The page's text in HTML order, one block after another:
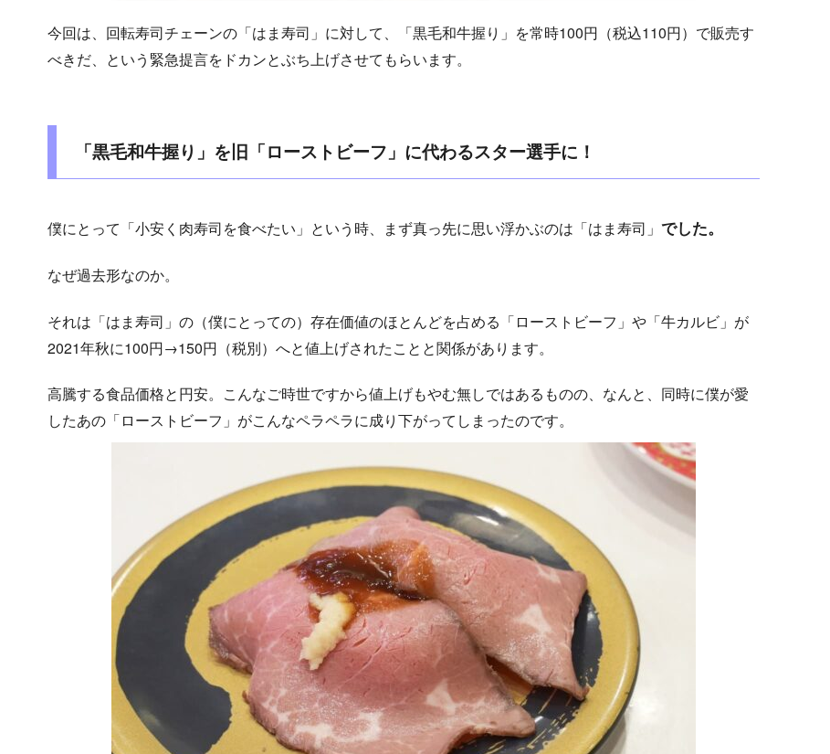
今回は、回転寿司チェーンの「はま寿司」に対して、「黒毛和牛握り」を常時100円（税込110円）で販売す
べきだ、という緊急提言をドカンとぶち上げさせてもらいます。
「黒毛和牛握り」を旧「ローストビーフ」に代わるスター選手に！
僕にとって「小安く肉寿司を食べたい」という時、まず真っ先に思い浮かぶのは「はま寿司」 でした。
なぜ過去形なのか。
それは「はま寿司」の（僕にとっての）存在価値のほとんどを占める「ローストビーフ」や「牛カルビ」が
2021年秋に100円→150円（税別）へと値上げされたことと関係があります。
高騰する食品価格と円安。こんなご時世ですから値上げもやむ無しではあるものの、なんと、同時に僕が愛
したあの「ローストビーフ」がこんなペラペラに成り下がってしまったのです。